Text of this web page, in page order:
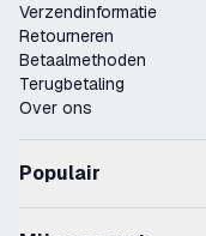
Verzendinformatie
Retourneren
Betaalmethoden
Terugbetaling
Over ons
Populair